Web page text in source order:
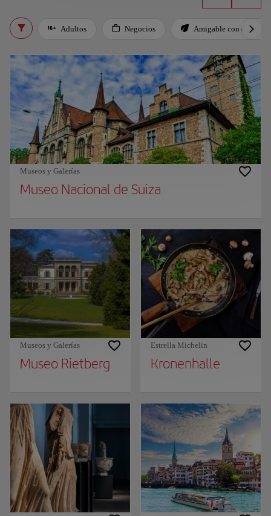
Adultos Negocios Amigable con el
Museos y Galerías
Museo Nacional de Suiza
Museos y Galerías
Museo Rietberg
Estrella Michelin
Kronenhalle